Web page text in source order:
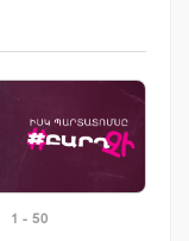
1 - 50